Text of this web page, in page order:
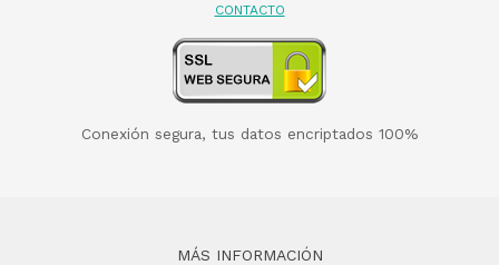
CONTACTO
Conexión segura, tus datos encriptados 100%
MÁS INFORMACIÓN